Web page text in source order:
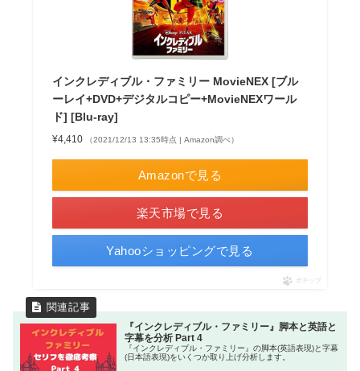
インクレディブル・ファミリー MovieNEX [ブル
ーレイ+DVD+デジタルコピー+MovieNEXワール
ド] [Blu-ray]
¥4,410 （2021/12/13 13:35時点 | Amazon調べ）
Amazonで見る
楽天市場で見る
Yahooショッピングで見る
ポチップ
『インクレディブル・ファミリー』脚本と英語と
字幕を分析 Part 4
『インクレディブル・ファミリー』の脚本(英語表現)と字幕
(日本語表現)をいくつか取り上げ分析します。